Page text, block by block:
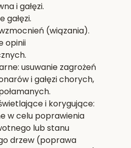
i gałęzi.
gałęzi.
(wiązania).
opinii
usuwanie zagrożeń
i gałęzi chorych,
i korygujące:
w celu poprawienia
lub stanu
drzew (poprawa